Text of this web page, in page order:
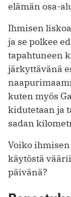
elämän osa-
Ihmisen
ja se polkee
tapahtuneen
järkyttävänä
kuten myös
kidutetaan ja
sadan
Voiko
käytöstä
päivänä?